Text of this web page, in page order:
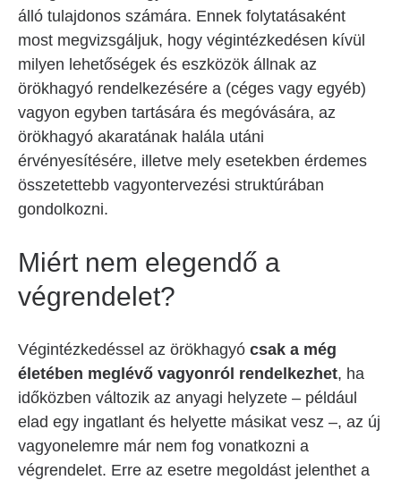
álló tulajdonos számára. Ennek folytatásaként
most megvizsgáljuk, hogy végintézkedésen kívül
milyen lehetőségek és eszközök állnak az
örökhagyó rendelkezésére a (céges vagy egyéb)
vagyon egyben tartására és megóvására, az
örökhagyó akaratának halála utáni
érvényesítésére, illetve mely esetekben érdemes
összetettebb vagyontervezési struktúrában
gondolkozni.
Miért nem elegendő a
végrendelet?
Végintézkedéssel az örökhagyó csak a még
életében meglévő vagyonról rendelkezhet, ha
időközben változik az anyagi helyzete – például
elad egy ingatlant és helyette másikat vesz –, az új
vagyonelemre már nem fog vonatkozni a
végrendelet. Erre az esetre megoldást jelenthet a